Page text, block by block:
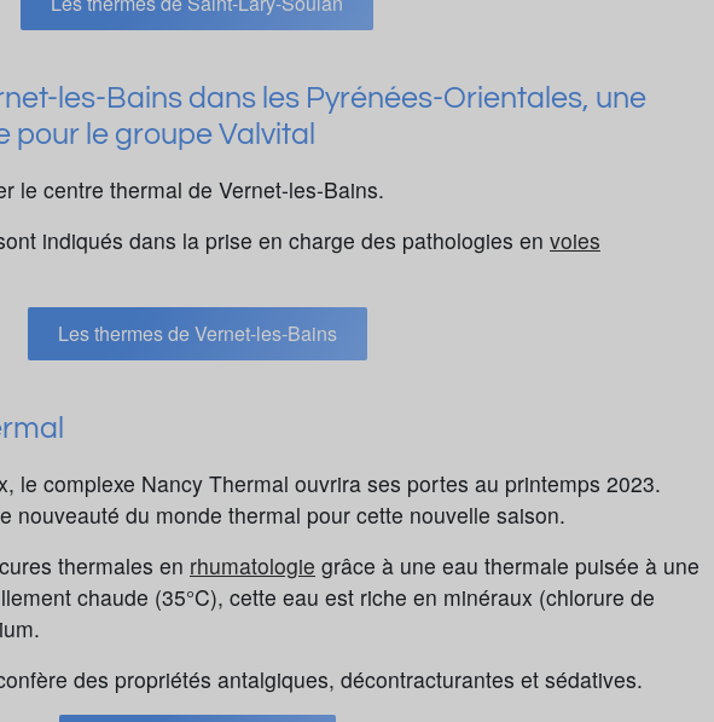
les-Bains dans les Pyrénées-Orientales, une
pour le groupe Valvital
le centre thermal de Vernet-les-Bains.
indiqués dans la prise en charge des pathologies en voies
Les thermes de Vernet-les-Bains
le complexe Nancy Thermal ouvrira ses portes au printemps 2023.
nouveauté du monde thermal pour cette nouvelle saison.
thermales en rhumatologie grâce à une eau thermale puisée à une
chaude (35°C), cette eau est riche en minéraux (chlorure de
des propriétés antalgiques, décontracturantes et sédatives.